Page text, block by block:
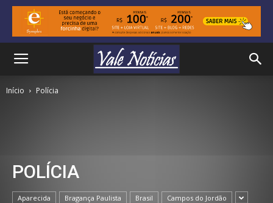
Início Polícia
POLÍCIA
Aparecida Bragança Paulista Brasil Campos do Jordão